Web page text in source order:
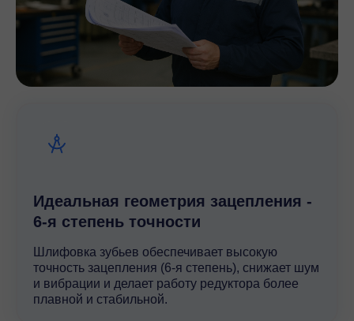
Идеальная геометрия зацепления -
6-я степень точности
Шлифовка зубьев обеспечивает высокую
точность зацепления (6-я степень), снижает шум
и вибрации и делает работу редуктора более
плавной и стабильной.